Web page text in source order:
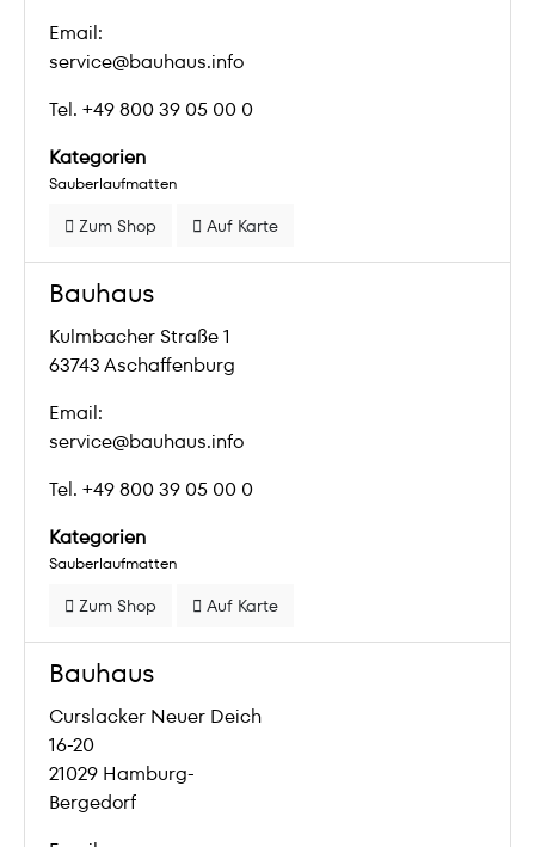
Email:
service@bauhaus.info
Tel. +49 800 39 05 00 0
Kategorien
Sauberlaufmatten
Zum Shop Auf Karte
Bauhaus
Kulmbacher Straße 1
63743 Aschaffenburg
Email:
service@bauhaus.info
Tel. +49 800 39 05 00 0
Kategorien
Sauberlaufmatten
Zum Shop Auf Karte
Bauhaus
Curslacker Neuer Deich
16-20
21029 Hamburg-
Bergedorf